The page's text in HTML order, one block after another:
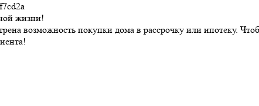
жизни!
возможность покупки дома в рассрочку или ипотеку.